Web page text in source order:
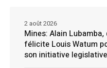
Mines: Alain
félicite Louis Watum
son initiative
2 août 2026